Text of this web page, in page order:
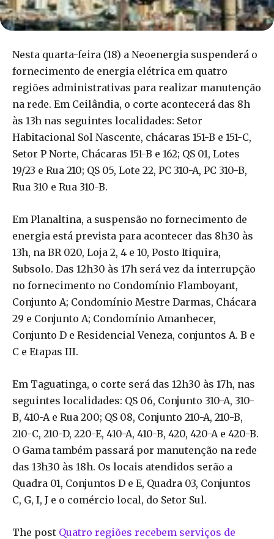
Nesta quarta-feira (18) a Neoenergia suspenderá o
fornecimento de energia elétrica em quatro
regiões administrativas para realizar manutenção
na rede. Em Ceilândia, o corte acontecerá das 8h
às 13h nas seguintes localidades: Setor
Habitacional Sol Nascente, chácaras 151-B e 151-C,
Setor P Norte, Chácaras 151-B e 162; QS 01, Lotes
19/23 e Rua 210; QS 05, Lote 22, PC 310-A, PC 310-B,
Rua 310 e Rua 310-B.
Em Planaltina, a suspensão no fornecimento de
energia está prevista para acontecer das 8h30 às
13h, na BR 020, Loja 2, 4 e 10, Posto Itiquira,
Subsolo. Das 12h30 às 17h será vez da interrupção
no fornecimento no Condomínio Flamboyant,
Conjunto A; Condomínio Mestre Darmas, Chácara
29 e Conjunto A; Condomínio Amanhecer,
Conjunto D e Residencial Veneza, conjuntos A. B e
C e Etapas III.
Em Taguatinga, o corte será das 12h30 às 17h, nas
seguintes localidades: QS 06, Conjunto 310-A, 310-
B, 410-A e Rua 200; QS 08, Conjunto 210-A, 210-B,
210-C, 210-D, 220-E, 410-A, 410-B, 420, 420-A e 420-B.
O Gama também passará por manutenção na rede
das 13h30 às 18h. Os locais atendidos serão a
Quadra 01, Conjuntos D e E, Quadra 03, Conjuntos
C, G, I, J e o comércio local, do Setor Sul.
The post Quatro regiões recebem serviços de